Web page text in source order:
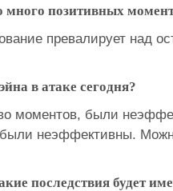
много позитивных
превалирует над
в атаке сегодня?
моментов, были
были неэффективны.
последствия будет